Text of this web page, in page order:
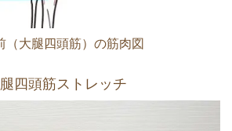
（大腿四頭筋）の筋肉図
四頭筋ストレッチ